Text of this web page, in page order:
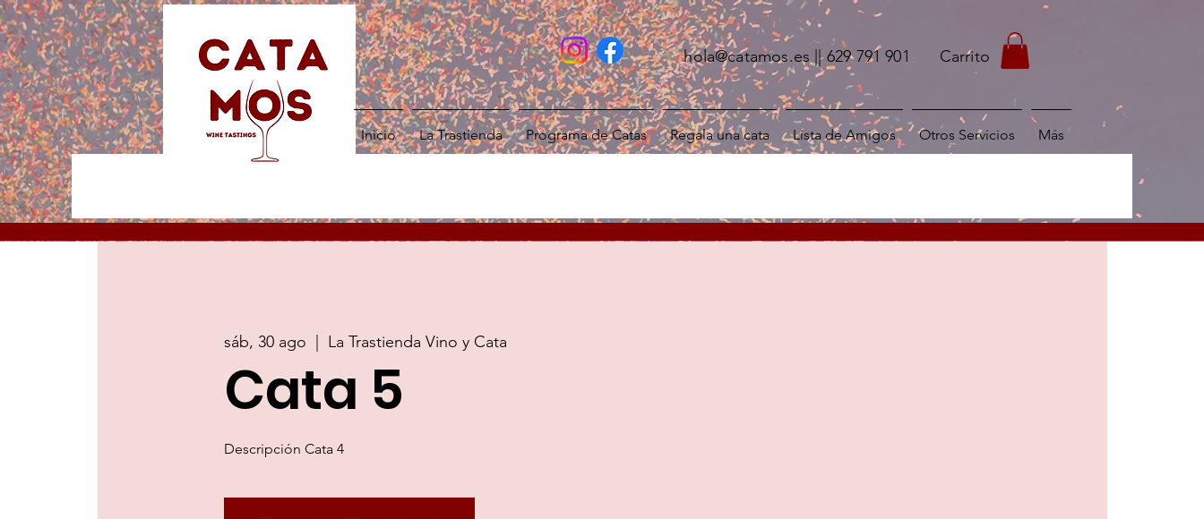
hola@catamos.es || 629 791 901 Carrito
Inicio La Trastienda Programa de Catas Regala una cata Lista de Amigos Otros Servicios Más
sáb, 30 ago
  |
La Trastienda Vino y Cata
Cata 5
Descripción Cata 4